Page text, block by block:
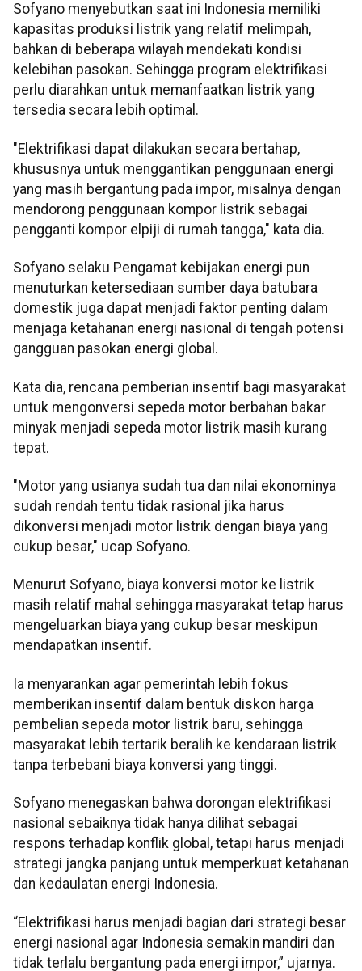
Sofyano menyebutkan saat ini Indonesia memiliki
kapasitas produksi listrik yang relatif melimpah,
bahkan di beberapa wilayah mendekati kondisi
kelebihan pasokan. Sehingga program elektrifikasi
perlu diarahkan untuk memanfaatkan listrik yang
tersedia secara lebih optimal.
"Elektrifikasi dapat dilakukan secara bertahap,
khususnya untuk menggantikan penggunaan energi
yang masih bergantung pada impor, misalnya dengan
mendorong penggunaan kompor listrik sebagai
pengganti kompor elpiji di rumah tangga," kata dia.
Sofyano selaku Pengamat kebijakan energi pun
menuturkan ketersediaan sumber daya batubara
domestik juga dapat menjadi faktor penting dalam
menjaga ketahanan energi nasional di tengah potensi
gangguan pasokan energi global.
Kata dia, rencana pemberian insentif bagi masyarakat
untuk mengonversi sepeda motor berbahan bakar
minyak menjadi sepeda motor listrik masih kurang
tepat.
"Motor yang usianya sudah tua dan nilai ekonominya
sudah rendah tentu tidak rasional jika harus
dikonversi menjadi motor listrik dengan biaya yang
cukup besar," ucap Sofyano.
Menurut Sofyano, biaya konversi motor ke listrik
masih relatif mahal sehingga masyarakat tetap harus
mengeluarkan biaya yang cukup besar meskipun
mendapatkan insentif.
Ia menyarankan agar pemerintah lebih fokus
memberikan insentif dalam bentuk diskon harga
pembelian sepeda motor listrik baru, sehingga
masyarakat lebih tertarik beralih ke kendaraan listrik
tanpa terbebani biaya konversi yang tinggi.
Sofyano menegaskan bahwa dorongan elektrifikasi
nasional sebaiknya tidak hanya dilihat sebagai
respons terhadap konflik global, tetapi harus menjadi
strategi jangka panjang untuk memperkuat ketahanan
dan kedaulatan energi Indonesia.
“Elektrifikasi harus menjadi bagian dari strategi besar
energi nasional agar Indonesia semakin mandiri dan
tidak terlalu bergantung pada energi impor,” ujarnya.